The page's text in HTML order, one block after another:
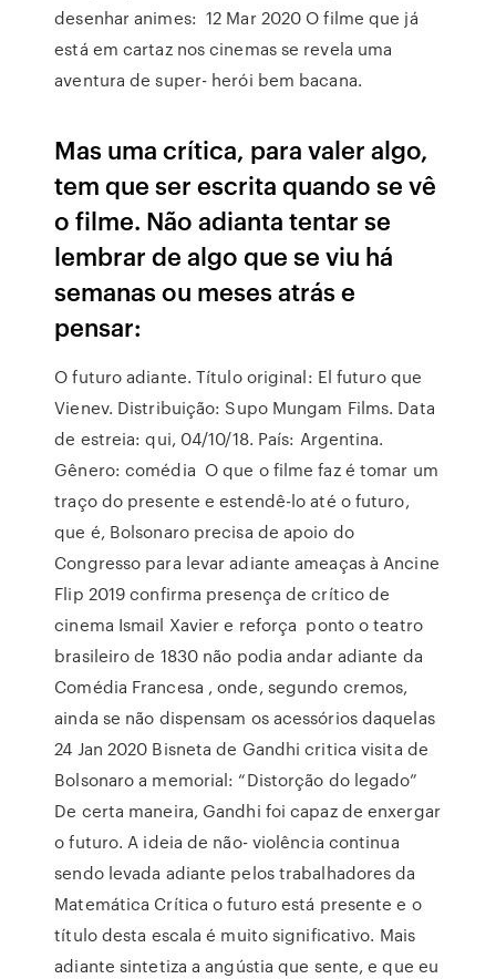
desenhar animes: 12 Mar 2020 O filme que já
está em cartaz nos cinemas se revela uma
aventura de super- herói bem bacana.
Mas uma crítica, para valer algo,
tem que ser escrita quando se vê
o filme. Não adianta tentar se
lembrar de algo que se viu há
semanas ou meses atrás e
pensar:
O futuro adiante. Título original: El futuro que
Vienev. Distribuição: Supo Mungam Films. Data
de estreia: qui, 04/10/18. País: Argentina.
Gênero: comédia O que o filme faz é tomar um
traço do presente e estendê-lo até o futuro,
que é, Bolsonaro precisa de apoio do
Congresso para levar adiante ameaças à Ancine
Flip 2019 confirma presença de crítico de
cinema Ismail Xavier e reforça ponto o teatro
brasileiro de 1830 não podia andar adiante da
Comédia Francesa , onde, segundo cremos,
ainda se não dispensam os acessórios daquelas
24 Jan 2020 Bisneta de Gandhi critica visita de
Bolsonaro a memorial: “Distorção do legado”
De certa maneira, Gandhi foi capaz de enxergar
o futuro. A ideia de não- violência continua
sendo levada adiante pelos trabalhadores da
Matemática Crítica o futuro está presente e o
título desta escala é muito significativo. Mais
adiante sintetiza a angústia que sente, e que eu